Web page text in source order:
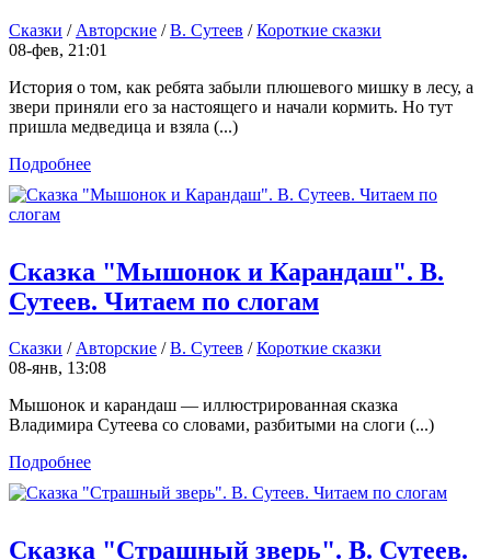
Сказки / Авторские /В. Сутеев /Короткие сказки
08-фев, 21:01
История о том, как ребята забыли плюшевого мишку в лесу, а
звери приняли его за настоящего и начали кормить. Но тут
пришла медведица и взяла (...)
Подробнее
Сказка "Мышонок и Карандаш". В.
Сутеев. Читаем по слогам
Сказки / Авторские /В. Сутеев /Короткие сказки
08-янв, 13:08
Мышонок и карандаш — иллюстрированная сказка
Владимира Сутеева со словами, разбитыми на слоги (...)
Подробнее
Сказка "Страшный зверь". В. Сутеев.